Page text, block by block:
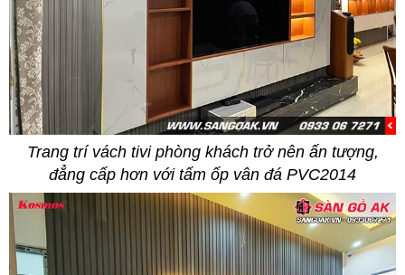
Trang trí vách tivi phòng khách trở nên ấn tượng,
đẳng cấp hơn với tấm ốp vân đá PVC2014